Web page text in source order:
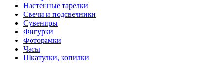
Настенные тарелки
Свечи и подсвечники
Сувениры
Фигурки
Фоторамки
Часы
Шкатулки, копилки